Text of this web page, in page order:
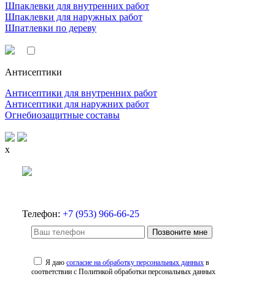
Шпаклевки для внутренних работ
Шпаклевки для наружных работ
Шпатлевки по дереву
Антисептики
Антисептики для внутренних работ
Антисептики для наружних работ
Огнебиозащитные составы
x
Телефон: +7 (953) 966-66-25
Позвоните мне
Я даюсогласие на обработку персональных данных в
соответствии с Политикой обработки персональных данных